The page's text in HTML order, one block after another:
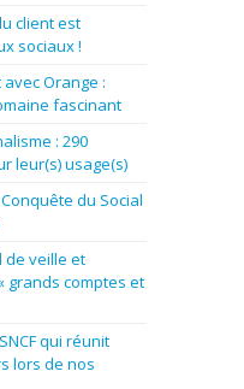
client est
sociaux !
Orange :
fascinant
: 290
leur(s) usage(s)
du Social
de veille et
grands comptes et
qui réunit
lors de nos